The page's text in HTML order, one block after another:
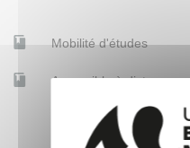
Mobilité d'études
Accessible à distance